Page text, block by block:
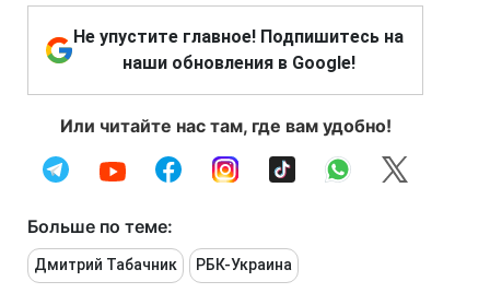
Не упустите главное! Подпишитесь на
наши обновления в Google!
Или читайте нас там, где вам удобно!
Больше по теме:
Дмитрий Табачник РБК-Украина